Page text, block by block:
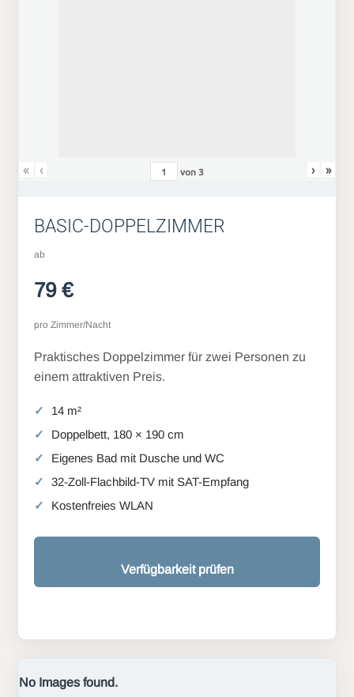
« ‹ von3 › »
BASIC-DOPPELZIMMER
ab
79 €
pro Zimmer/Nacht
Praktisches Doppelzimmer für zwei Personen zu
einem attraktiven Preis.
14 m²
Doppelbett, 180 × 190 cm
Eigenes Bad mit Dusche und WC
32-Zoll-Flachbild-TV mit SAT-Empfang
Kostenfreies WLAN
Verfügbarkeit prüfen
No Images found.